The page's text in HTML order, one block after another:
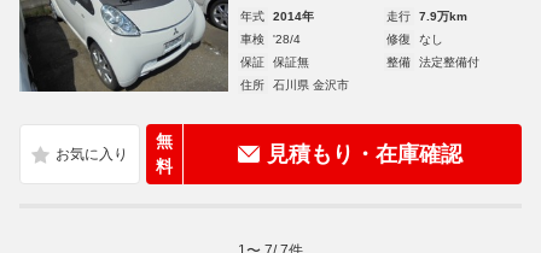
年式 2014年 走行
7.9万km
車検
'28/4 修復
なし
保証
保証無 整備
法定整備付
住所
石川県 金沢市
無
料
見積もり・在庫確認